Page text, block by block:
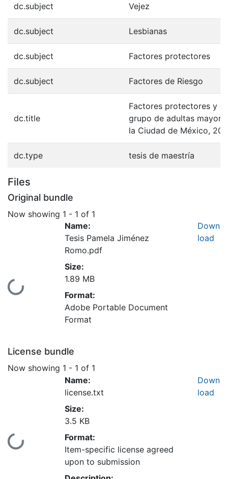
dc.subject Vejez
dc.subject Lesbianas
dc.subject Factores protectores
dc.subject Factores de Riesgo
dc.title
Factores protectores y
grupo de adultas
la Ciudad de México,
dc.type tesis de maestría
Files
Original bundle
Now showing 1 - 1 of 1
Loading...
Name:
Tesis Pamela Jiménez
Romo.pdf
Size:
1.89 MB
Format:
Adobe Portable Document
Format
Down
load
License bundle
Now showing 1 - 1 of 1
Loading...
Name:
license.txt
Size:
3.5 KB
Format:
Item-specific license agreed
upon to submission
Down
load